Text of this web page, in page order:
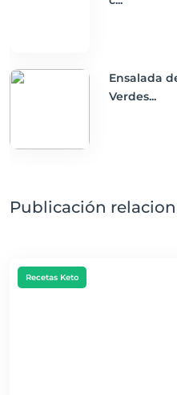
Ensalada
Verdes...
Publicación
Recetas Keto